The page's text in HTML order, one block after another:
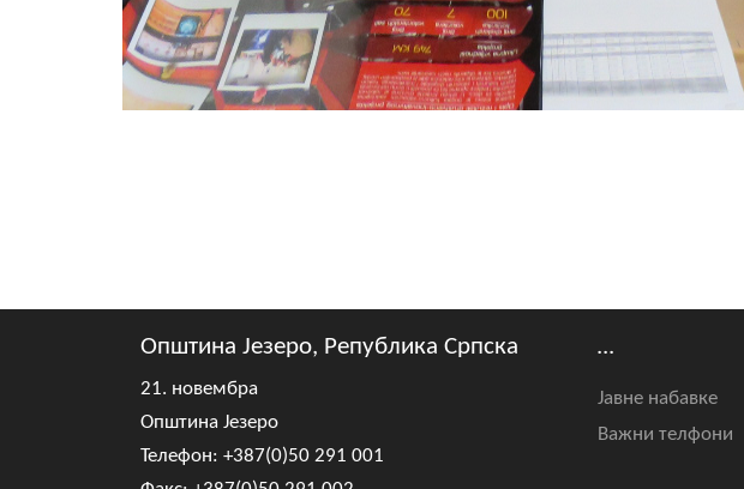
Општина Језеро, Република Српска
21. новембра
Општина Језеро
Телефон: +387(0)50 291 001
...
Јавне набавке
Важни телфони